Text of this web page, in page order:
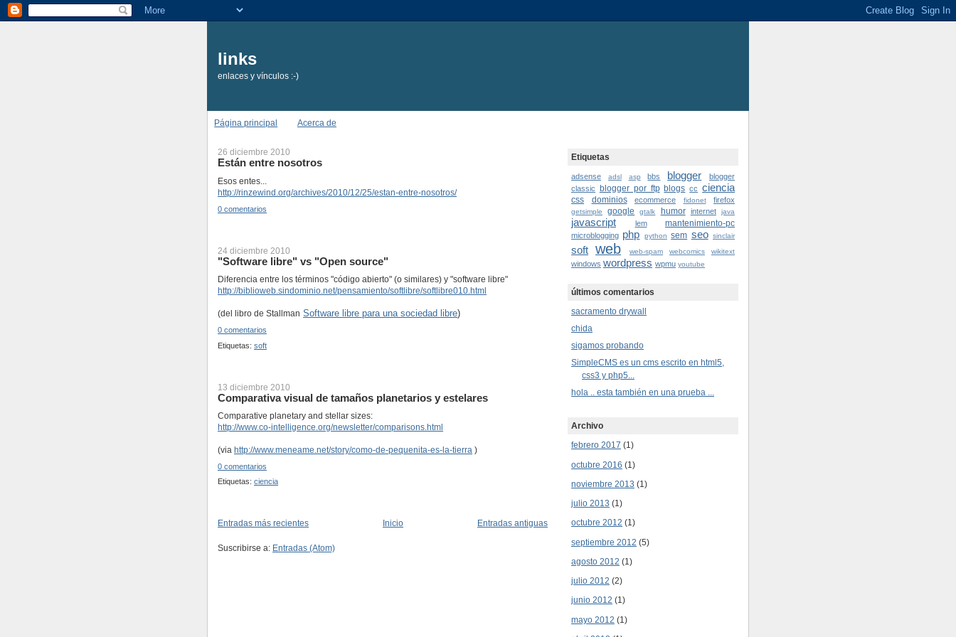
links
enlaces y vínculos :-)
Página principal Acerca de
26 diciembre 2010
Están entre nosotros
Esos entes...
http://rinzewind.org/archives/2010/12/25/estan-entre-nosotros/
0 comentarios
24 diciembre 2010
"Software libre" vs "Open source"
Diferencia entre los términos "código abierto" (o similares) y "software libre"
http://biblioweb.sindominio.net/pensamiento/softlibre/softlibre010.html
(del libro de Stallman Software libre para una sociedad libre)
0 comentarios
Etiquetas: soft
13 diciembre 2010
Comparativa visual de tamaños planetarios y estelares
Comparative planetary and stellar sizes:
http://www.co-intelligence.org/newsletter/comparisons.html
(via http://www.meneame.net/story/como-de-pequenita-es-la-tierra )
0 comentarios
Etiquetas: ciencia
Entradas más recientes Entradas antiguas
Inicio
Suscribirse a: Entradas (Atom)
Etiquetas
adsense adsl asp bbs blogger
blogger
classic blogger por ftp blogs cc ciencia
css dominios ecommerce fidonet firefox
getsimple google gtalk humor internet java
javascript lem mantenimiento-pc
microblogging php python sem seo sinclair
soft web web-spam webcomics wikitext
windows wordpress wpmu youtube
últimos comentarios
sacramento drywall
chida
sigamos probando
SimpleCMS es un cms escrito en html5,
css3 y php5...
hola .. esta también en una prueba ...
Archivo
febrero 2017 (1)
octubre 2016 (1)
noviembre 2013 (1)
julio 2013 (1)
octubre 2012 (1)
septiembre 2012 (5)
agosto 2012 (1)
julio 2012 (2)
junio 2012 (1)
mayo 2012 (1)